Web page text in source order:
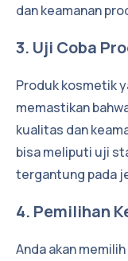
dan keamanan
3. Uji Coba
Produk kosmetik
memastikan
kualitas dan
bisa meliputi uji
tergantung pada
4. Pemilihan
Anda akan